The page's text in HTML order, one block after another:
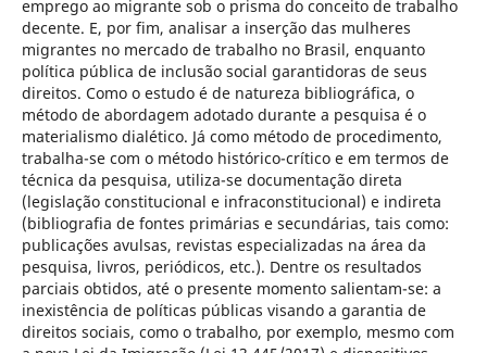
emprego ao migrante sob o prisma do conceito de trabalho
decente. E, por fim, analisar a inserção das mulheres
migrantes no mercado de trabalho no Brasil, enquanto
política pública de inclusão social garantidoras de seus
direitos. Como o estudo é de natureza bibliográfica, o
método de abordagem adotado durante a pesquisa é o
materialismo dialético. Já como método de procedimento,
trabalha-se com o método histórico-crítico e em termos de
técnica da pesquisa, utiliza-se documentação direta
(legislação constitucional e infraconstitucional) e indireta
(bibliografia de fontes primárias e secundárias, tais como:
publicações avulsas, revistas especializadas na área da
pesquisa, livros, periódicos, etc.). Dentre os resultados
parciais obtidos, até o presente momento salientam-se: a
inexistência de políticas públicas visando a garantia de
direitos sociais, como o trabalho, por exemplo, mesmo com